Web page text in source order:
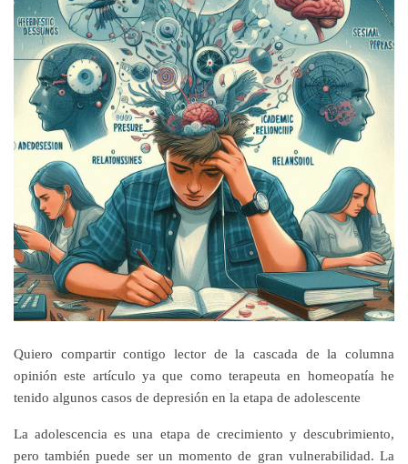
Quiero compartir contigo lector de la cascada de la columna
opinión este artículo ya que como terapeuta en homeopatía he
tenido algunos casos de depresión en la etapa de adolescente
La adolescencia es una etapa de crecimiento y descubrimiento,
pero también puede ser un momento de gran vulnerabilidad. La